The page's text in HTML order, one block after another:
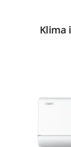
Klima